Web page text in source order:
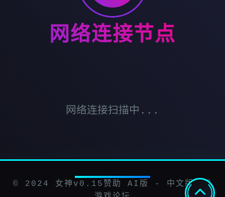
网络连接节点
网络连接扫描中...
© 2024 女神v0.15赞助 AI版 - 中文版下载